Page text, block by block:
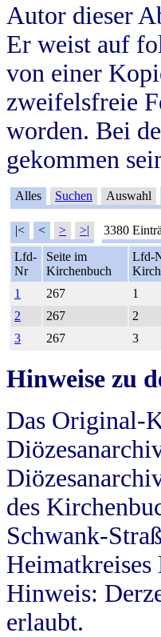
Autor dieser
Er weist auf
von einer
zweifelsfreie
worden. Bei
gekommen
Alles Suchen Auswahl
|< < > >| 3380
Lfd-
Nr
Seite im
Kirchenbuch
Lfd-
1
267 1
2
267 2
3
267 3
Hinweise zu
Das Original-
des
Schwank-
Hinweis:
erlaubt.